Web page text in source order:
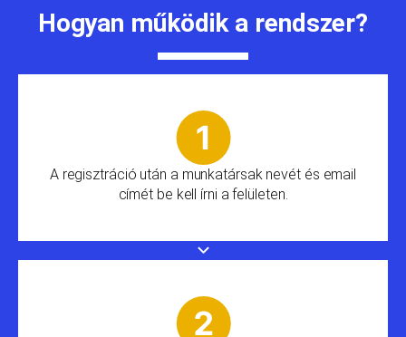
Hogyan működik a rendszer?
A regisztráció után a munkatársak nevét és email
címét be kell írni a felületen.